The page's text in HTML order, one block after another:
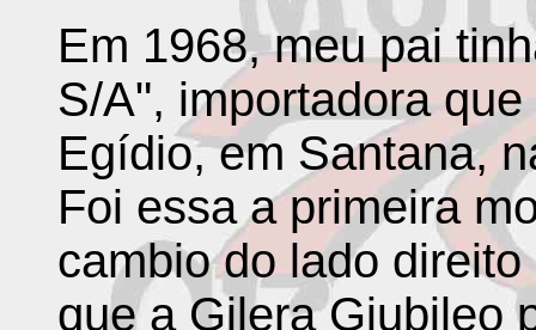
Em 1968, meu pai
S/A", importadora
Egídio, em Santana,
Foi essa a primeira
cambio do lado
que a Gilera Giubileo